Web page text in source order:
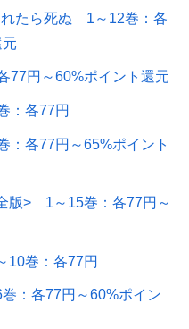
たら死ぬ 1～12巻：各
円～60%ポイント還元
：各77円
各77円～65%ポイント
版> 1～15巻：各77円～
巻：各77円
：各77円～60%ポイン